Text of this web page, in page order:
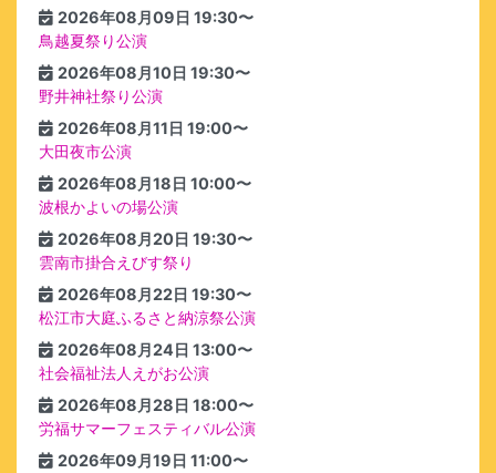
2026年08月09日 19:30〜
鳥越夏祭り公演
2026年08月10日 19:30〜
野井神社祭り公演
2026年08月11日 19:00〜
大田夜市公演
2026年08月18日 10:00〜
波根かよいの場公演
2026年08月20日 19:30〜
雲南市掛合えびす祭り
2026年08月22日 19:30〜
松江市大庭ふるさと納涼祭公演
2026年08月24日 13:00〜
社会福祉法人えがお公演
2026年08月28日 18:00〜
労福サマーフェスティバル公演
2026年09月19日 11:00〜